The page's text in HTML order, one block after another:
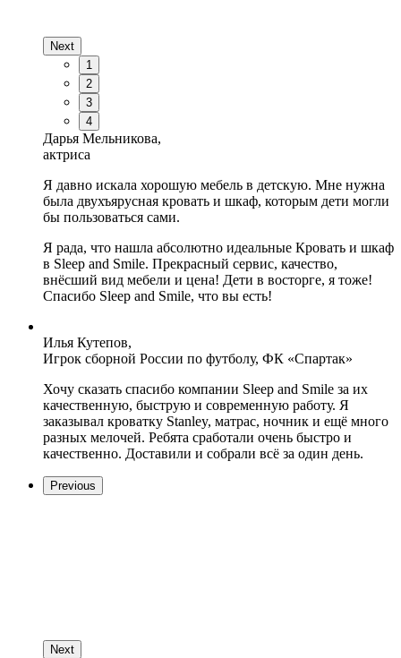
Next
1
2
3
4
Дарья Мельникова,
актриса
Я давно искала хорошую мебель в детскую. Мне нужна
была двухъярусная кровать и шкаф, которым дети могли
бы пользоваться сами.
Я рада, что нашла абсолютно идеальные Кровать и шкаф
в Sleep and Smile. Прекрасный сервис, качество,
внёсший вид мебели и цена! Дети в восторге, я тоже!
Спасибо Sleep and Smile, что вы есть!
Илья Кутепов,
Игрок сборной России по футболу, ФК «Спартак»
Хочу сказать спасибо компании Sleep and Smile за их
качественную, быструю и современную работу. Я
заказывал кроватку Stanley, матрас, ночник и ещё много
разных мелочей. Ребята сработали очень быстро и
качественно. Доставили и собрали всё за один день.
Previous
Next